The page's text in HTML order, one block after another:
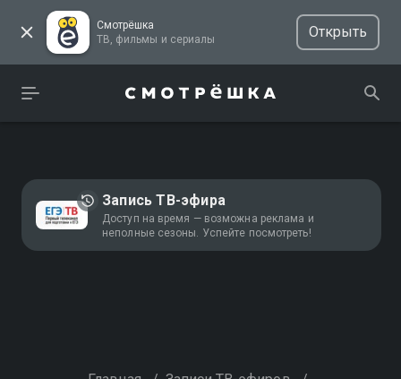
Смотрёшка
ТВ, фильмы и сериалы
Открыть
Запись ТВ-эфира
Доступ на время — возможна реклама и
неполные сезоны. Успейте посмотреть!